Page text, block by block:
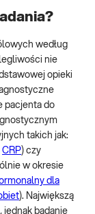
według
nie
opieki
pacjenta do
takich jak:
CRP) czy
w okresie
dla
). Największą
jednak badanie